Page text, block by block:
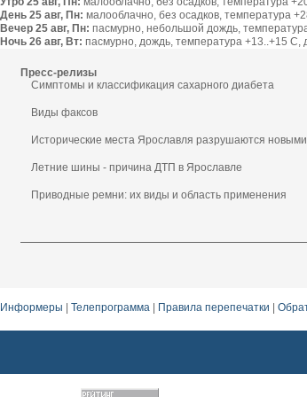
День 25 авг, Пн: малооблачно, без осадков, температура
Вечер 25 авг, Пн: пасмурно, небольшой дождь,
Ночь 26 авг, Вт: пасмурно, дождь, температура +13..+15
Пресс-релизы
Симптомы и классификация сахарного диабета
Виды факсов
Исторические места Ярославля разрушаются
Летние шины - причина ДТП в Ярославле
Приводные ремни: их виды и область применения
Информеры | Телепрограмма | Правила перепечатки |